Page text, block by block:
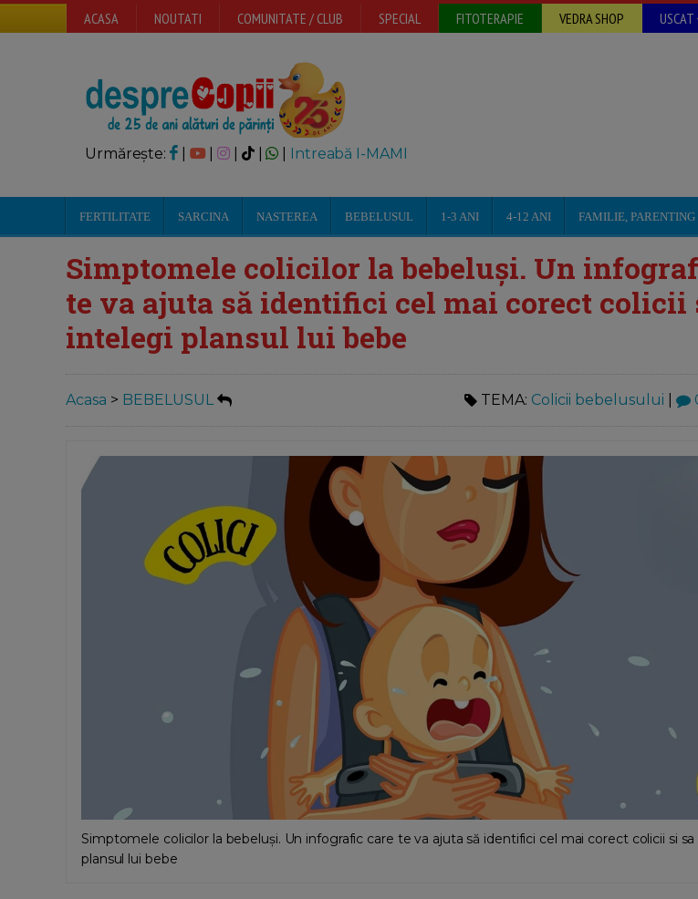
ACASA NOUTATI COMUNITATE / CLUB SPECIAL FITOTERAPIE VEDRA SHOP USCAT
Urmărește: | | Intreabă I-MAMI
FERTILITATE SARCINA NASTEREA BEBELUSUL 1-3 ANI 4-12 ANI FAMILIE, PARENTING
Simptomele colicilor la bebeluși. Un
te va ajuta să identifici cel mai corect colicii
intelegi plansul lui bebe
Acasa > BEBELUSUL TEMA: Colicii bebelusului
Simptomele colicilor la bebeluși. Un infografic care te va ajuta să identifici cel mai corect colicii si
plansul lui bebe